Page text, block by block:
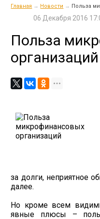
Главная → Новости → Польза
06 Декабря 2016
Польза
организаций
за долги, неприятное
далее.
Но кроме всем
явные плюсы –